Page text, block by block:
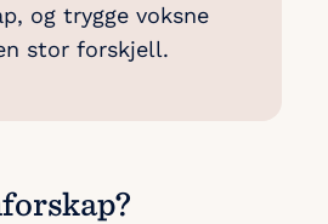
og trygge voksne
stor forskjell.